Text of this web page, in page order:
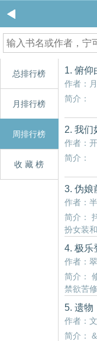
总排行榜
月排行榜
周排行榜
收 藏 榜
1. 俯仰
作者：
简介：
2. 我们
作者：
简介：
3. 伪娘
作者：
简介：
扮女装
剧情故
每天都
的叫一
4. 极乐
作者：
简介：
禁欲苦
5. 遗物
作者：
简介：